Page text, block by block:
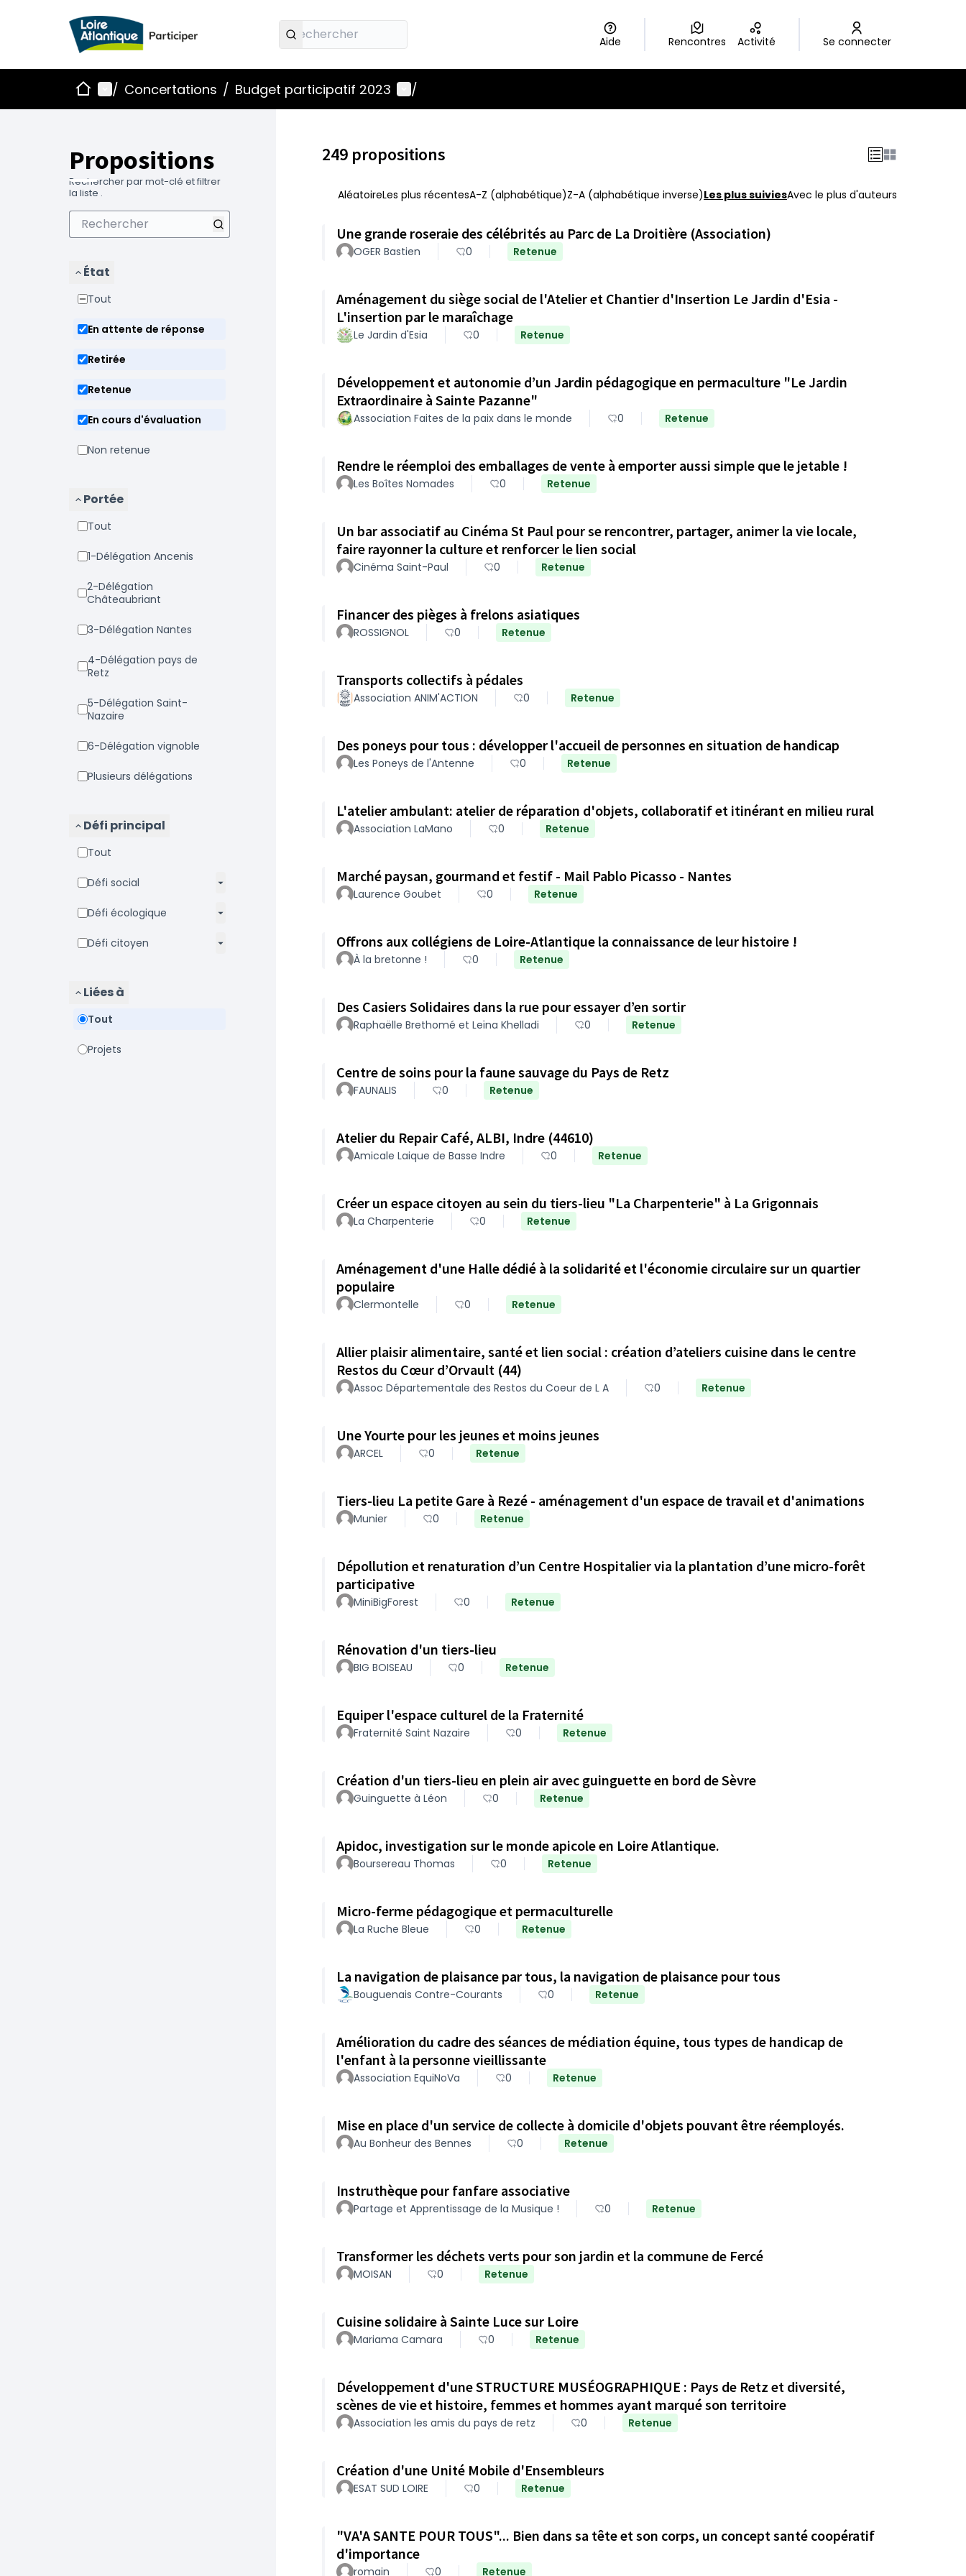
Aide Rencontres Activité Se connecter
AccueilMenu principal
/ Concertations / Budget participatif 2023 Menu utilisateur
/
Propositions
Rechercher par mot-clé et filtrer
la liste .
État
Tout
En attente de réponse
Retirée
Retenue
En cours d'évaluation
Non retenue
Portée
Tout
1-Délégation Ancenis
2-Délégation
Châteaubriant
3-Délégation Nantes
4-Délégation pays de
Retz
5-Délégation Saint-
Nazaire
6-Délégation vignoble
Plusieurs délégations
Défi principal
Tout
Défi social
Défi écologique
Défi citoyen
Liées à
Tout
Projets
249 propositions
AléatoireLes plus récentesA-Z (alphabétique)Z-A (alphabétique inverse)Les plus suiviesAvec le plus d'auteurs
Une grande roseraie des célébrités au Parc de La Droitière (Association)
OGER Bastien 0 Retenue
Aménagement du siège social de l'Atelier et Chantier d'Insertion Le Jardin d'Esia -
L'insertion par le maraîchage
Le Jardin d'Esia 0 Retenue
Développement et autonomie d’un Jardin pédagogique en permaculture "Le Jardin
Extraordinaire à Sainte Pazanne"
Association Faites de la paix dans le monde 0 Retenue
Rendre le réemploi des emballages de vente à emporter aussi simple que le jetable !
Les Boîtes Nomades 0 Retenue
Un bar associatif au Cinéma St Paul pour se rencontrer, partager, animer la vie locale,
faire rayonner la culture et renforcer le lien social
Cinéma Saint-Paul 0 Retenue
Financer des pièges à frelons asiatiques
ROSSIGNOL 0 Retenue
Transports collectifs à pédales
Association ANIM'ACTION 0 Retenue
Des poneys pour tous : développer l'accueil de personnes en situation de handicap
Les Poneys de l'Antenne 0 Retenue
L'atelier ambulant: atelier de réparation d'objets, collaboratif et itinérant en milieu rural
Association LaMano 0 Retenue
Marché paysan, gourmand et festif - Mail Pablo Picasso - Nantes
Laurence Goubet 0 Retenue
Offrons aux collégiens de Loire-Atlantique la connaissance de leur histoire !
À la bretonne ! 0 Retenue
Des Casiers Solidaires dans la rue pour essayer d’en sortir
Raphaëlle Brethomé et Leïna Khelladi 0 Retenue
Centre de soins pour la faune sauvage du Pays de Retz
FAUNALIS 0 Retenue
Atelier du Repair Café, ALBI, Indre (44610)
Amicale Laique de Basse Indre 0 Retenue
Créer un espace citoyen au sein du tiers-lieu "La Charpenterie" à La Grigonnais
La Charpenterie 0 Retenue
Aménagement d'une Halle dédié à la solidarité et l'économie circulaire sur un quartier
populaire
Clermontelle 0 Retenue
Allier plaisir alimentaire, santé et lien social : création d’ateliers cuisine dans le centre
Restos du Cœur d’Orvault (44)
Assoc Départementale des Restos du Coeur de L A 0 Retenue
Une Yourte pour les jeunes et moins jeunes
ARCEL 0 Retenue
Tiers-lieu La petite Gare à Rezé - aménagement d'un espace de travail et d'animations
Munier 0 Retenue
Dépollution et renaturation d’un Centre Hospitalier via la plantation d’une micro-forêt
participative
MiniBigForest 0 Retenue
Rénovation d'un tiers-lieu
BIG BOISEAU 0 Retenue
Equiper l'espace culturel de la Fraternité
Fraternité Saint Nazaire 0 Retenue
Création d'un tiers-lieu en plein air avec guinguette en bord de Sèvre
Guinguette à Léon 0 Retenue
Apidoc, investigation sur le monde apicole en Loire Atlantique.
Boursereau Thomas 0 Retenue
Micro-ferme pédagogique et permaculturelle
La Ruche Bleue 0 Retenue
La navigation de plaisance par tous, la navigation de plaisance pour tous
Bouguenais Contre-Courants 0 Retenue
Amélioration du cadre des séances de médiation équine, tous types de handicap de
l'enfant à la personne vieillissante
Association EquiNoVa 0 Retenue
Mise en place d'un service de collecte à domicile d'objets pouvant être réemployés.
Au Bonheur des Bennes 0 Retenue
Instruthèque pour fanfare associative
Partage et Apprentissage de la Musique ! 0 Retenue
Transformer les déchets verts pour son jardin et la commune de Fercé
MOISAN 0 Retenue
Cuisine solidaire à Sainte Luce sur Loire
Mariama Camara 0 Retenue
Développement d'une STRUCTURE MUSÉOGRAPHIQUE : Pays de Retz et diversité,
scènes de vie et histoire, femmes et hommes ayant marqué son territoire
Association les amis du pays de retz 0 Retenue
Création d'une Unité Mobile d'Ensembleurs
ESAT SUD LOIRE 0 Retenue
"VA'A SANTE POUR TOUS"... Bien dans sa tête et son corps, un concept santé coopératif
d'importance
romain 0 Retenue